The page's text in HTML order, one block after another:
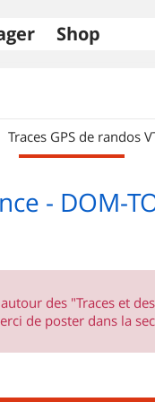
Shop
Traces GPS de randos
- DOM-
des "Traces et
de poster dans la